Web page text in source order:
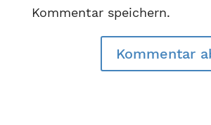
Kommentar speichern.